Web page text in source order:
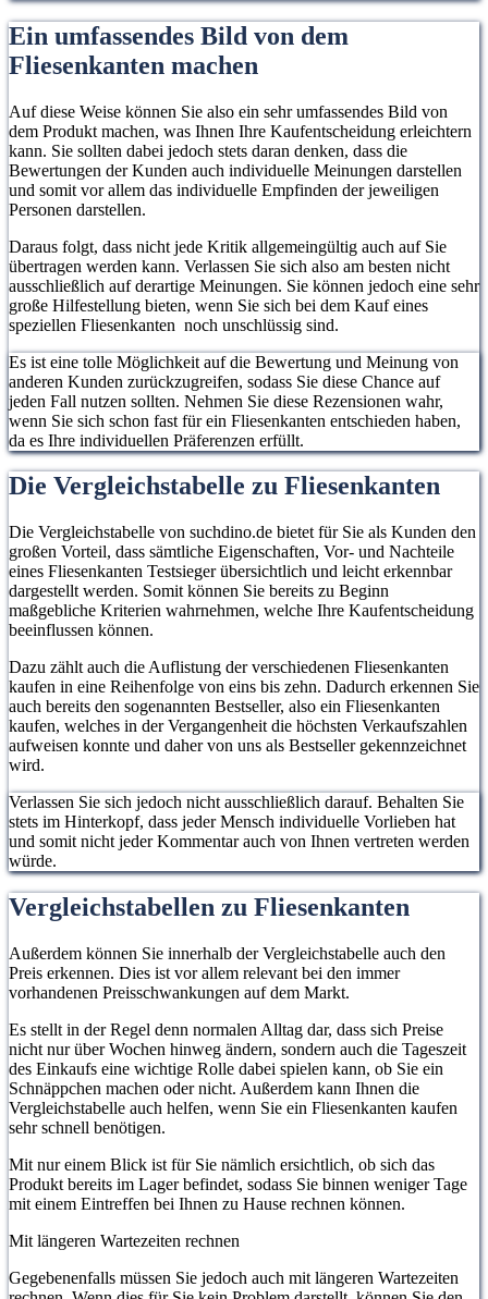
Ein umfassendes Bild von dem
Fliesenkanten machen
Auf diese Weise können Sie also ein sehr umfassendes Bild von
dem Produkt machen, was Ihnen Ihre Kaufentscheidung erleichtern
kann. Sie sollten dabei jedoch stets daran denken, dass die
Bewertungen der Kunden auch individuelle Meinungen darstellen
und somit vor allem das individuelle Empfinden der jeweiligen
Personen darstellen.
Daraus folgt, dass nicht jede Kritik allgemeingültig auch auf Sie
übertragen werden kann. Verlassen Sie sich also am besten nicht
ausschließlich auf derartige Meinungen. Sie können jedoch eine sehr
große Hilfestellung bieten, wenn Sie sich bei dem Kauf eines
speziellen Fliesenkanten noch unschlüssig sind.
Es ist eine tolle Möglichkeit auf die Bewertung und Meinung von
anderen Kunden zurückzugreifen, sodass Sie diese Chance auf
jeden Fall nutzen sollten. Nehmen Sie diese Rezensionen wahr,
wenn Sie sich schon fast für ein Fliesenkanten entschieden haben,
da es Ihre individuellen Präferenzen erfüllt.
Die Vergleichstabelle zu Fliesenkanten
Die Vergleichstabelle von suchdino.de bietet für Sie als Kunden den
großen Vorteil, dass sämtliche Eigenschaften, Vor- und Nachteile
eines Fliesenkanten Testsieger übersichtlich und leicht erkennbar
dargestellt werden. Somit können Sie bereits zu Beginn
maßgebliche Kriterien wahrnehmen, welche Ihre Kaufentscheidung
beeinflussen können.
Dazu zählt auch die Auflistung der verschiedenen Fliesenkanten
kaufen in eine Reihenfolge von eins bis zehn. Dadurch erkennen Sie
auch bereits den sogenannten Bestseller, also ein Fliesenkanten
kaufen, welches in der Vergangenheit die höchsten Verkaufszahlen
aufweisen konnte und daher von uns als Bestseller gekennzeichnet
wird.
Verlassen Sie sich jedoch nicht ausschließlich darauf. Behalten Sie
stets im Hinterkopf, dass jeder Mensch individuelle Vorlieben hat
und somit nicht jeder Kommentar auch von Ihnen vertreten werden
würde.
Vergleichstabellen zu Fliesenkanten
Außerdem können Sie innerhalb der Vergleichstabelle auch den
Preis erkennen. Dies ist vor allem relevant bei den immer
vorhandenen Preisschwankungen auf dem Markt.
Es stellt in der Regel denn normalen Alltag dar, dass sich Preise
nicht nur über Wochen hinweg ändern, sondern auch die Tageszeit
des Einkaufs eine wichtige Rolle dabei spielen kann, ob Sie ein
Schnäppchen machen oder nicht. Außerdem kann Ihnen die
Vergleichstabelle auch helfen, wenn Sie ein Fliesenkanten kaufen
sehr schnell benötigen.
Mit nur einem Blick ist für Sie nämlich ersichtlich, ob sich das
Produkt bereits im Lager befindet, sodass Sie binnen weniger Tage
mit einem Eintreffen bei Ihnen zu Hause rechnen können.
Mit längeren Wartezeiten rechnen
Gegebenenfalls müssen Sie jedoch auch mit längeren Wartezeiten